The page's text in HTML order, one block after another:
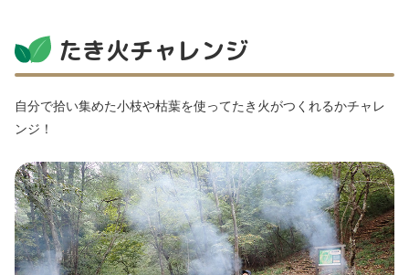
たき火チャレンジ
自分で拾い集めた小枝や枯葉を使ってたき火がつくれるかチャレ
ンジ！